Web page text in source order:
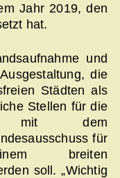
Jahr 2019, den
hat.
und
die
Städten als
Stellen für die
mit dem
für
breiten
soll. „Wichtig